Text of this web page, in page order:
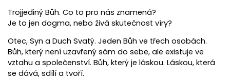
Trojjediný Bůh. Co to pro nás znamená?
Je to jen dogma, nebo živá skutečnost víry?
Otec, Syn a Duch Svatý. Jeden Bůh ve třech osobách.
Bůh, který není uzavřený sám do sebe, ale existuje ve
vztahu a společenství. Bůh, který je láskou. Láskou, která
se dává, sdílí a tvoří.